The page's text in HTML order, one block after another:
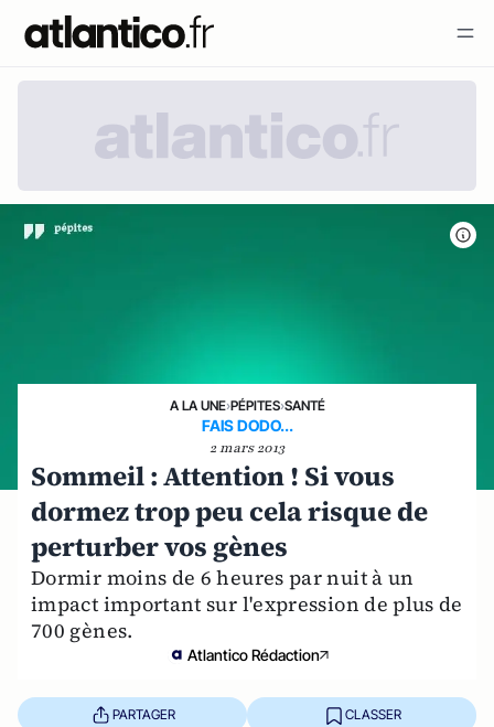
A LA UNE›PÉPITES›SANTÉ
FAIS DODO...
2 mars 2013
Sommeil : Attention ! Si vous
dormez trop peu cela risque de
perturber vos gènes
Dormir moins de 6 heures par nuit à un
impact important sur l'expression de plus de
700 gènes.
Atlantico Rédaction
PARTAGER CLASSER